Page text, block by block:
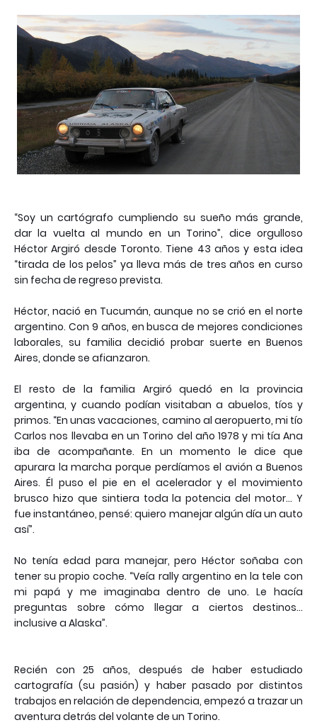
“Soy un cartógrafo cumpliendo su sueño más grande,
dar la vuelta al mundo en un Torino”, dice orgulloso
Héctor Argiró desde Toronto. Tiene 43 años y esta idea
“tirada de los pelos” ya lleva más de tres años en curso
sin fecha de regreso prevista.
Héctor, nació en Tucumán, aunque no se crió en el norte
argentino. Con 9 años, en busca de mejores condiciones
laborales, su familia decidió probar suerte en Buenos
Aires, donde se afianzaron.
El resto de la familia Argiró quedó en la provincia
argentina, y cuando podían visitaban a abuelos, tíos y
primos. “En unas vacaciones, camino al aeropuerto, mi tío
Carlos nos llevaba en un Torino del año 1978 y mi tía Ana
iba de acompañante. En un momento le dice que
apurara la marcha porque perdíamos el avión a Buenos
Aires. Él puso el pie en el acelerador y el movimiento
brusco hizo que sintiera toda la potencia del motor... Y
fue instantáneo, pensé: quiero manejar algún día un auto
así”.
No tenía edad para manejar, pero Héctor soñaba con
tener su propio coche. “Veía rally argentino en la tele con
mi papá y me imaginaba dentro de uno. Le hacía
preguntas sobre cómo llegar a ciertos destinos...
inclusive a Alaska”.
Recién con 25 años, después de haber estudiado
cartografía (su pasión) y haber pasado por distintos
trabajos en relación de dependencia, empezó a trazar un
aventura detrás del volante de un Torino.